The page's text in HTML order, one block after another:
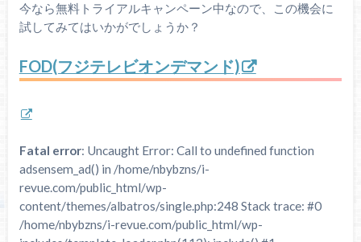
今なら無料トライアルキャンペーン中なので、この機会に
試してみてはいかがでしょうか？
FOD(フジテレビオンデマンド)
Fatal error: Uncaught Error: Call to undefined function
adsensem_ad() in /home/nbybzns/i-
revue.com/public_html/wp-
content/themes/albatros/single.php:248 Stack trace: #0
/home/nbybzns/i-revue.com/public_html/wp-